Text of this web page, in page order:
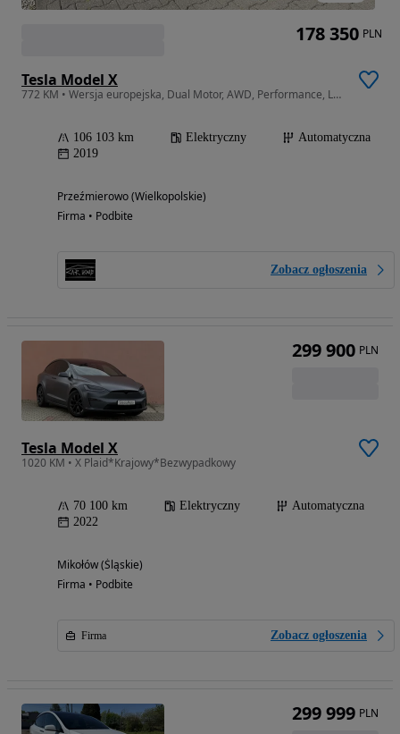
Tesla Model X
772 KM • Wersja europejska, Dual Motor, AWD, Performance, Ludicrous,CCS
106 103 km Elektryczny
Automatyczna
2019
Przeźmierowo (Wielkopolskie)
Firma • Podbite
Zobacz ogłoszenia
178 350 PLN
Tesla Model X
1020 KM • X Plaid*Krajowy*Bezwypadkowy
70 100 km Elektryczny
Automatyczna
2022
Mikołów (Śląskie)
Firma • Podbite
Firma Zobacz ogłoszenia
299 900 PLN
299 999 PLN